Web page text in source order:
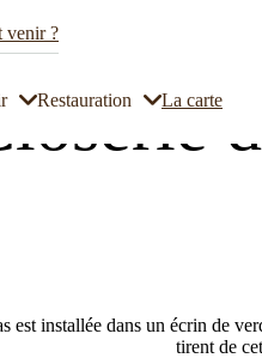
venir ?
Restauration La carte
La Closerie des Hortensias,
est installée dans un écrin de
tirent de